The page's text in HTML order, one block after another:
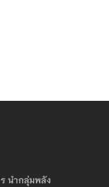
นำกลุ่มพลัง